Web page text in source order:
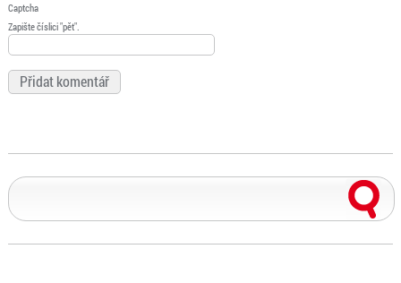
Captcha
Zapište číslici "pět".